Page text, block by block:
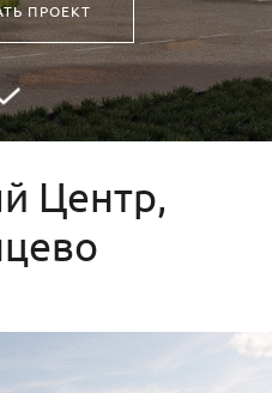
ПРОЕКТ
Центр,